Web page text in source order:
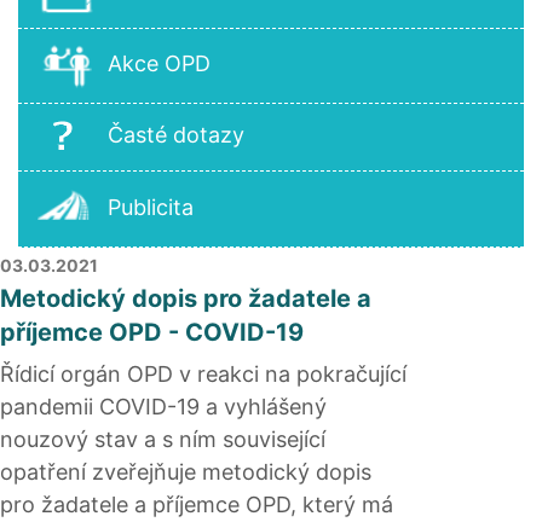
Akce OPD
Časté dotazy
Publicita
03.03.2021
Metodický dopis pro žadatele a
příjemce OPD - COVID-19
Řídicí orgán OPD v reakci na pokračující
pandemii COVID-19 a vyhlášený
nouzový stav a s ním související
opatření zveřejňuje metodický dopis
pro žadatele a příjemce OPD, který má